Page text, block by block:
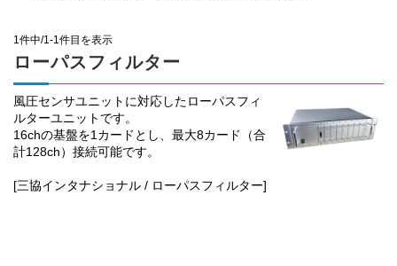
1件中/1-1件目を表示
ローパスフィルター
風圧センサユニットに対応したローパスフィ
ルターユニットです。
16chの基盤を1カードとし、最大8カード（合
計128ch）接続可能です。
[三協インタナショナル / ローパスフィルター]